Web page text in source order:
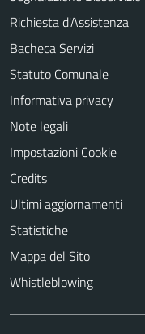
Richiesta d'Assistenza
Bacheca Servizi
Statuto Comunale
Informativa privacy
Note legali
Impostazioni Cookie
Credits
Ultimi aggiornamenti
Statistiche
Mappa del Sito
Whistleblowing